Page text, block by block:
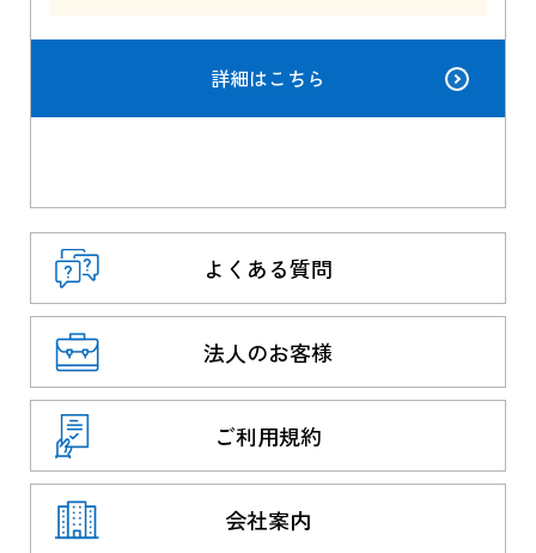
詳細はこちら
よくある質問
法人のお客様
ご利用規約
会社案内